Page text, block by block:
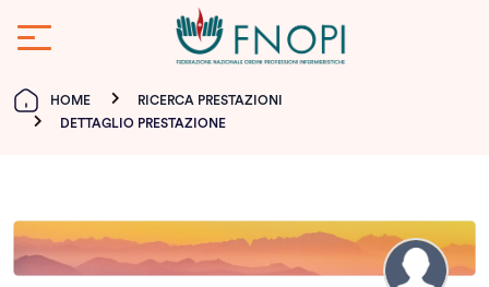
HOME
RICERCA PRESTAZIONI
DETTAGLIO PRESTAZIONE